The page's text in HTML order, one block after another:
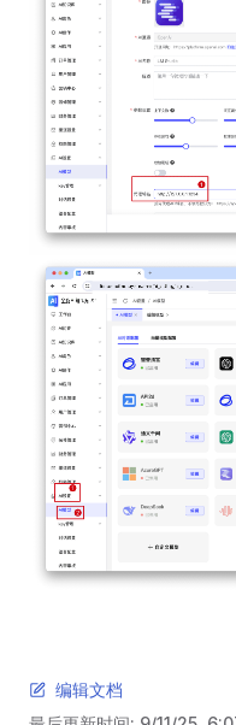
编辑文档